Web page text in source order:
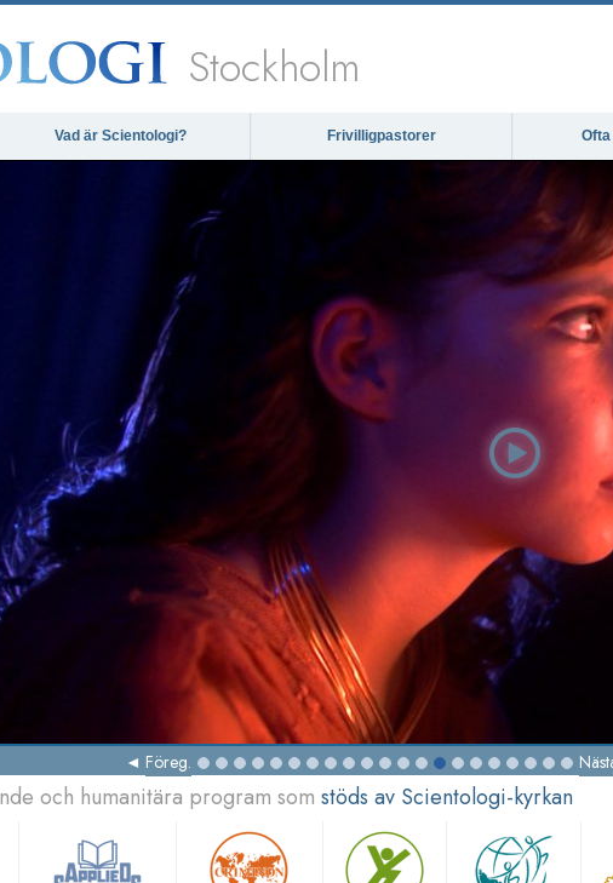
Stockholm
Vad är Scientologi? Frivilligpastorer
Föreg.
och humanitära program som stöds av Scientologi-kyrkan